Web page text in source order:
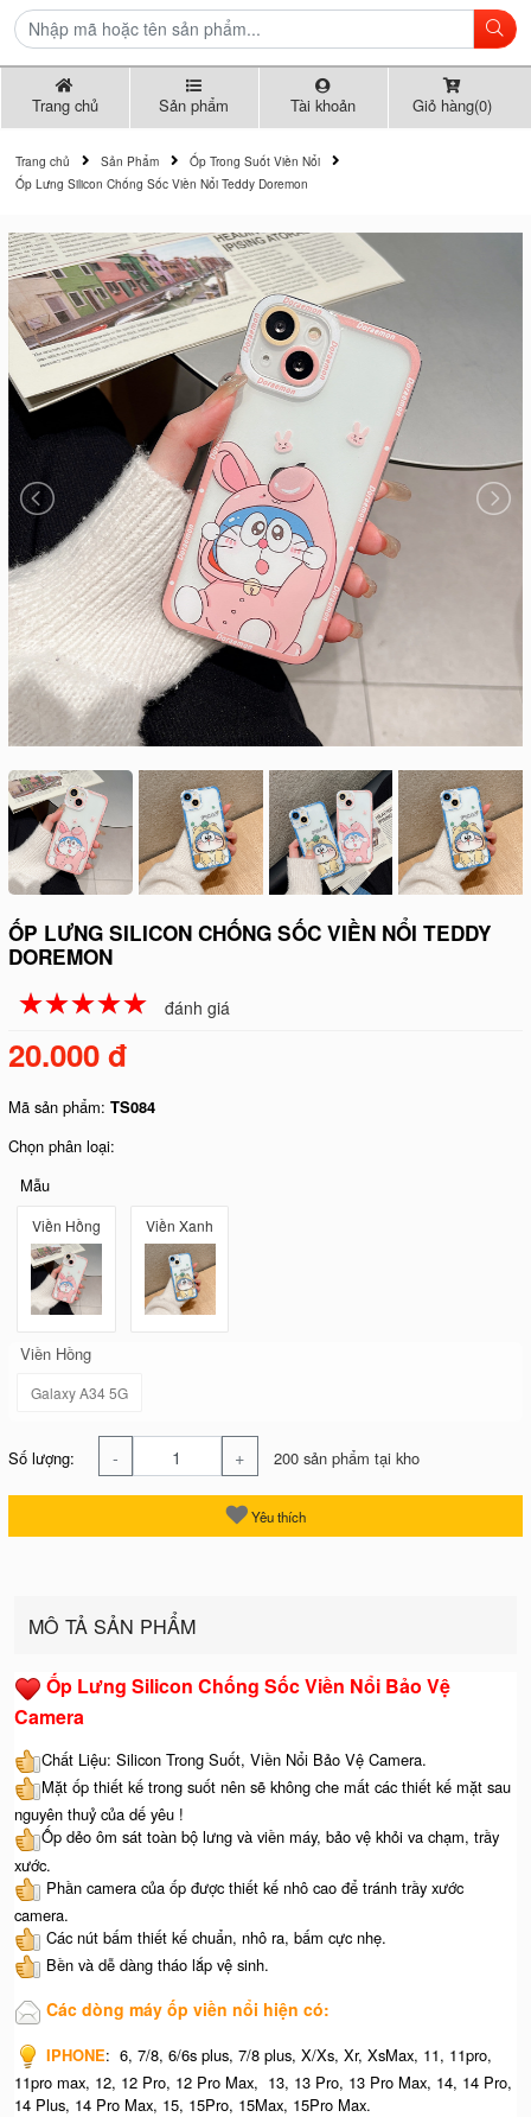
Trang chủ Sản phẩm Tài khoản Giỏ hàng(0)
Trang chủ Sản Phẩm
Ốp Trong Suốt Viền Nổi
Ốp Lưng Silicon Chống Sốc Viền Nổi Teddy Doremon
ỐP LƯNG SILICON CHỐNG SỐC VIỀN NỔI TEDDY
DOREMON
☆☆☆☆☆
★★★★★ đánh giá
20.000 đ
Mã sản phẩm:TS084
Chọn phân loại:
Mẫu
Viền Hồng Viền Xanh
Viền Hồng
Galaxy A34 5G
Số lượng: - + 200 sản phẩm tại kho
Yêu thích
MÔ TẢ SẢN PHẨM
Ốp Lưng Silicon Chống Sốc Viền Nổi Bảo Vệ
Camera
Chất Liệu: Silicon Trong Suốt, Viền Nổi Bảo Vệ Camera.
Mặt ốp thiết kế trong suốt nên sẽ không che mất các thiết kế mặt sau
nguyên thuỷ của dế yêu !
Ốp dẻo ôm sát toàn bộ lưng và viền máy, bảo vệ khỏi va chạm, trầy
xước.
Phần camera của ốp được thiết kế nhô cao để tránh trầy xước
camera.
Các nút bấm thiết kế chuẩn, nhô ra, bấm cực nhẹ.
Bền và dễ dàng tháo lắp vệ sinh.
Các dòng máy ốp viền nổi hiện có:
IPHONE: 6, 7/8, 6/6s plus, 7/8 plus, X/Xs, Xr, XsMax, 11, 11pro,
11pro max, 12, 12 Pro, 12 Pro Max, 13, 13 Pro, 13 Pro Max, 14, 14 Pro,
14 Plus, 14 Pro Max, 15, 15Pro, 15Max, 15Pro Max.